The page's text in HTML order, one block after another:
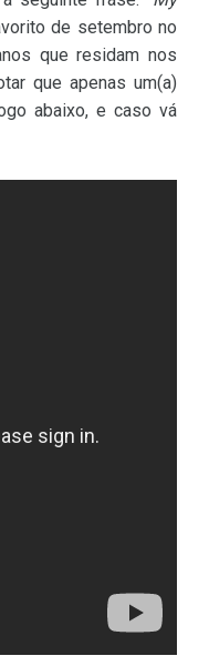
de setembro no
que residam nos
que apenas um(a)
abaixo, e caso vá